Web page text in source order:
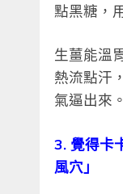
點黑糖，
生薑能溫
熱流點汗
氣逼出來。
3. 覺得卡
風穴」